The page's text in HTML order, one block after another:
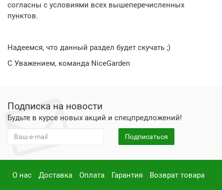
согласны с условиями всех вышеперечисленных
пунктов.
Надеемся, что данный раздел будет скучать ;)
С Уважением, команда NiceGarden
Подписка на новости
Будьте в курсе новых акций и спецпредложений!
Подписаться
О нас Доставка Оплата Гарантия Возврат товара